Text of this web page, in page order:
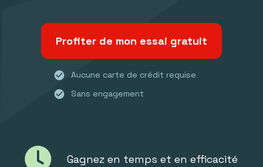
Profiter de mon essai gratuit
check_circle Aucune carte de crédit requise
check_circle Sans engagement
Gagnez en temps et en efficacité